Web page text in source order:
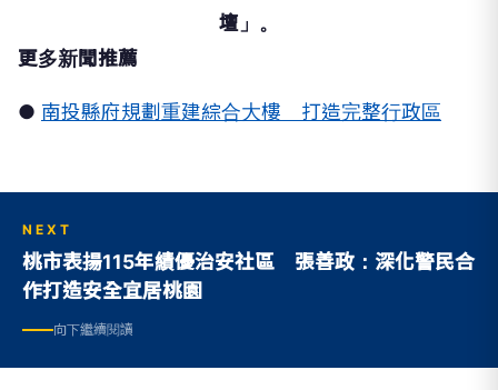
壇」。
更多新聞推薦
● 南投縣府規劃重建綜合大樓 打造完整行政區
NEXT
桃市表揚115年績優治安社區 張善政：深化警民合
作打造安全宜居桃園
向下繼續閱讀